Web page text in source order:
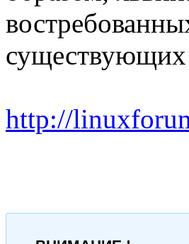
http://